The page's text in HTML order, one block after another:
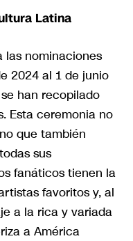
Latina
las nominaciones
2024 al 1 de junio
han recopilado
Esta ceremonia no
que también
sus
fanáticos tienen la
favoritos y, al
a la rica y variada
a América